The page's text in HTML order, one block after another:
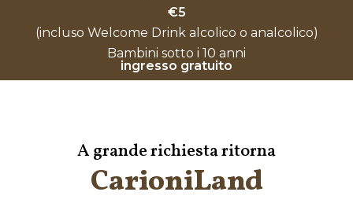
€5
(incluso Welcome Drink alcolico o analcolico)
Bambini sotto i 10 anni
ingresso gratuito
A grande richiesta ritorna
CarioniLand